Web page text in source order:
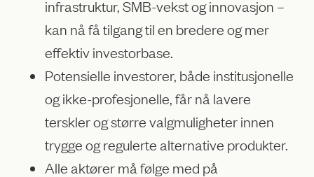
infrastruktur, SMB-vekst og innovasjon –
kan nå få tilgang til en bredere og mer
effektiv investorbase.
Potensielle investorer, både institusjonelle
og ikke-profesjonelle, får nå lavere
terskler og større valgmuligheter innen
trygge og regulerte alternative produkter.
Alle aktører må følge med på